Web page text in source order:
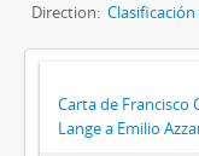
Direction:
Carta de Francisco
Lange a Emilio